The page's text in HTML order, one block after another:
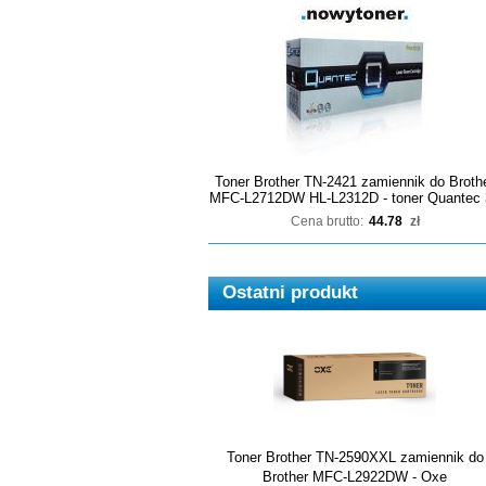
Toner Brother TN-2421 zamiennik do
MFC-L2712DW HL-L2312D - toner Quantec
Cena brutto: 44.78 zł
Ostatni produkt
Toner Brother TN-2590XXL zamiennik do
Brother MFC-L2922DW - Oxe